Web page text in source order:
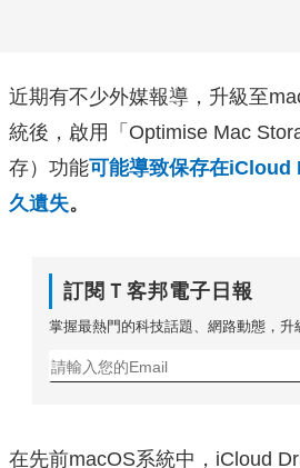
近期有不少外媒報導，升級至
統後，啟用「Optimise Mac
存）功能可能導致保存在iCloud
久遺失。
訂閱Ｔ客邦電子日報
掌握最熱門的科技話題、網路動態，升
在先前macOS系統中，iCloud